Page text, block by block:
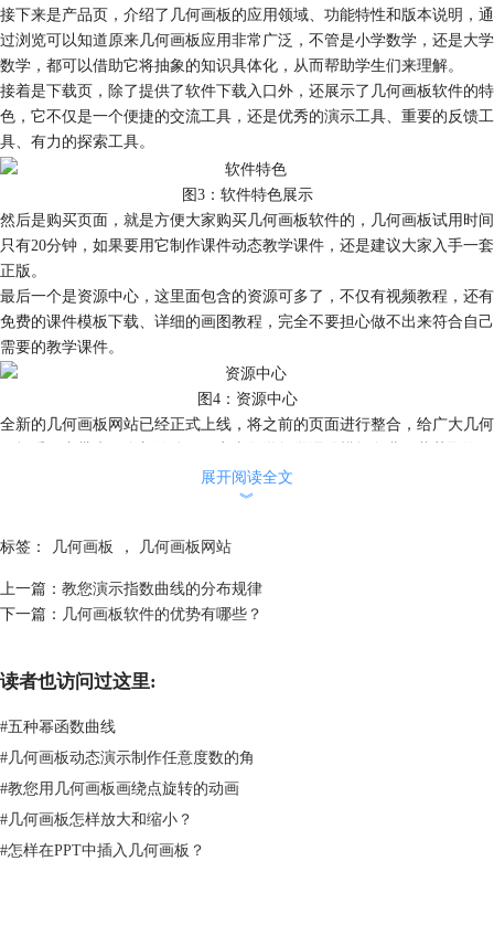
接下来是产品页，介绍了几何画板的应用领域、功能特性和版本说明，通
过浏览可以知道原来几何画板应用非常广泛，不管是小学数学，还是大学
数学，都可以借助它将抽象的知识具体化，从而帮助学生们来理解。
接着是下载页，除了提供了软件下载入口外，还展示了几何画板软件的特
色，它不仅是一个便捷的交流工具，还是优秀的演示工具、重要的反馈工
具、有力的探索工具。
图3：软件特色展示
然后是购买页面，就是方便大家购买几何画板软件的，几何画板试用时间
只有20分钟，如果要用它制作课件动态教学课件，还是建议大家入手一套
正版。
最后一个是资源中心，这里面包含的资源可多了，不仅有视频教程，还有
免费的课件模板下载、详细的画图教程，完全不要担心做不出来符合自己
需要的教学课件。
图4：资源中心
全新的几何画板网站已经正式上线，将之前的页面进行整合，给广大几何
展开阅读全文
︾
标签： 几何画板 ， 几何画板网站
上一篇： 教您演示指数曲线的分布规律
下一篇： 几何画板软件的优势有哪些？
读者也访问过这里:
#五种幂函数曲线
#几何画板动态演示制作任意度数的角
#教您用几何画板画绕点旋转的动画
#几何画板怎样放大和缩小？
#怎样在PPT中插入几何画板？